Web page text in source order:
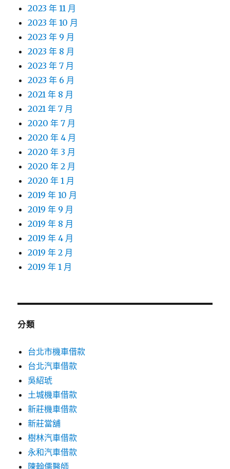
2023 年 11 月
2023 年 10 月
2023 年 9 月
2023 年 8 月
2023 年 7 月
2023 年 6 月
2021 年 8 月
2021 年 7 月
2020 年 7 月
2020 年 4 月
2020 年 3 月
2020 年 2 月
2020 年 1 月
2019 年 10 月
2019 年 9 月
2019 年 8 月
2019 年 4 月
2019 年 2 月
2019 年 1 月
分類
台北市機車借款
台北汽車借款
吳紹琥
土城機車借款
新莊機車借款
新莊當舖
樹林汽車借款
永和汽車借款
陳翰儒醫師